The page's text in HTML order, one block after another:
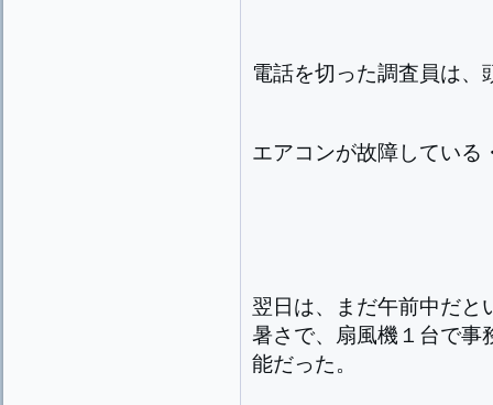
電話を切った調査員は、
エアコンが故障している
翌日は、まだ午前中だと
暑さで、扇風機１台で事
能だった。